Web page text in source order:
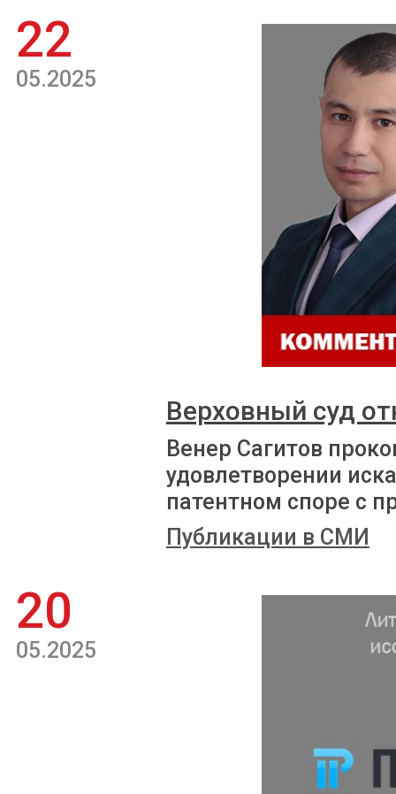
22
05.2025
Верховный суд
Венер Сагитов
удовлетворении
патентном споре с
Публикации в СМИ
20
05.2025